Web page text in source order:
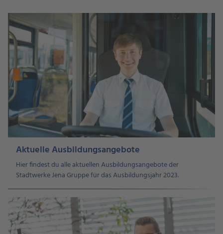
Aktuelle Ausbildungsangebote
Hier findest du alle aktuellen Ausbildungsangebote der
Stadtwerke Jena Gruppe für das Ausbildungsjahr 2023.